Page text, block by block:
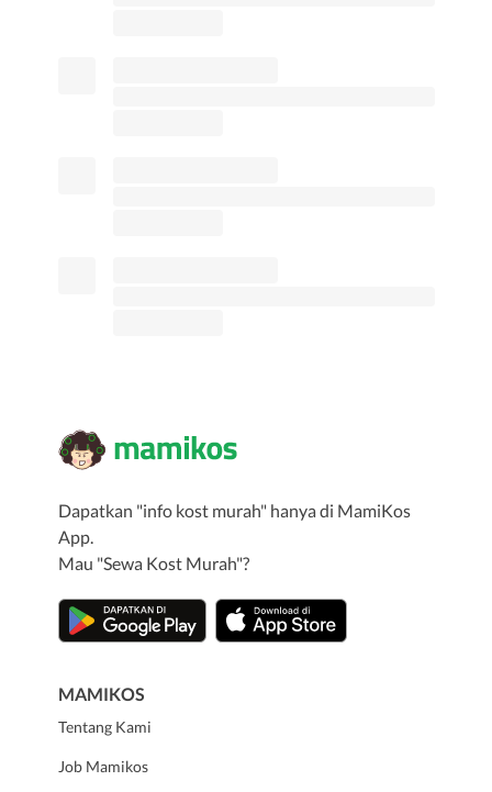
Dapatkan "info kost murah" hanya di MamiKos
App.
Mau "Sewa Kost Murah"?
MAMIKOS
Tentang Kami
Job Mamikos